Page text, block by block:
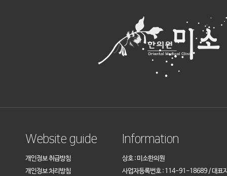
Website guide
개인정보 취급방침
개인정보 처리방침
Information
상호 : 미소한의원
사업자등록번호 : 114-91-18689 / 대표